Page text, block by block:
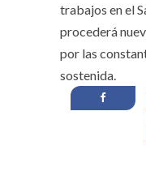
trabajos en el
procederá
por las
sostenida.